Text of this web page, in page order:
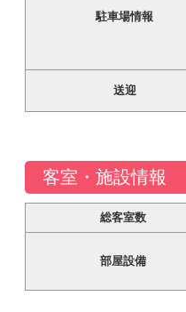
駐車場情報
送迎
客室・施設情報
総客室数
部屋設備